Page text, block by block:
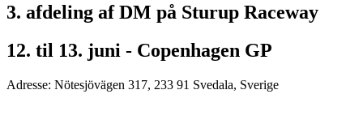
3. afdeling af DM på Sturup Raceway
12. til 13. juni - Copenhagen GP
Adresse: Nötesjövägen 317, 233 91 Svedala, Sverige